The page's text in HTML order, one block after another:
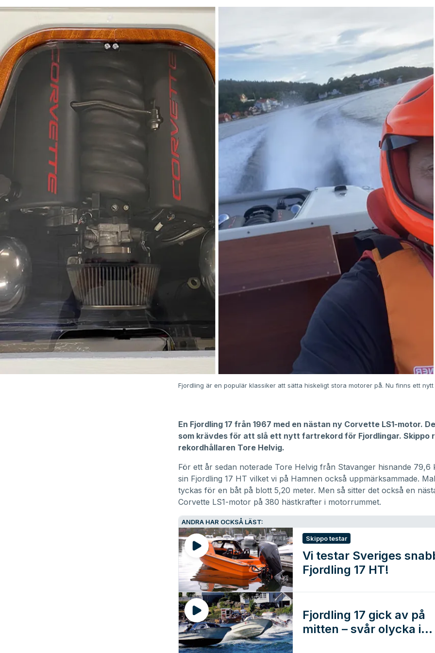
Fjordling är en populär klassiker att sätta hiskeligt stora motorer på. Nu finns ett
En Fjordling 17 från 1967 med en nästan ny Corvette LS1-motor.
som krävdes för att slå ett nytt fartrekord för Fjordlingar. Skippo
rekordhållaren Tore Helvig.
För ett år sedan noterade Tore Helvig från Stavanger hisnande 79,6
sin Fjordling 17 HT vilket vi på Hamnen också uppmärksammade.
tyckas för en båt på blott 5,20 meter. Men så sitter det också en
Corvette LS1-motor på 380 hästkrafter i motorrummet.
ANDRA HAR OCKSÅ LÄST:
Skippo testar
Vi testar Sveriges
Fjordling 17 HT!
Fjordling 17 gick av på
mitten – svår olycka i